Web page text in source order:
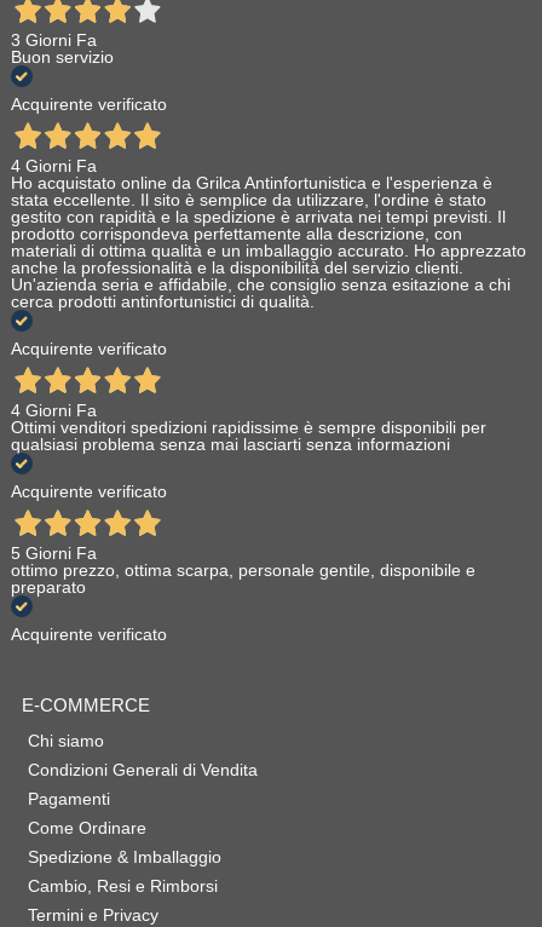
3 Giorni Fa
Buon servizio
Acquirente verificato
4 Giorni Fa
Ho acquistato online da Grilca Antinfortunistica e l'esperienza è
stata eccellente. Il sito è semplice da utilizzare, l'ordine è stato
gestito con rapidità e la spedizione è arrivata nei tempi previsti. Il
prodotto corrispondeva perfettamente alla descrizione, con
materiali di ottima qualità e un imballaggio accurato. Ho apprezzato
anche la professionalità e la disponibilità del servizio clienti.
Un'azienda seria e affidabile, che consiglio senza esitazione a chi
cerca prodotti antinfortunistici di qualità.
Acquirente verificato
4 Giorni Fa
Ottimi venditori spedizioni rapidissime è sempre disponibili per
qualsiasi problema senza mai lasciarti senza informazioni
Acquirente verificato
5 Giorni Fa
ottimo prezzo, ottima scarpa, personale gentile, disponibile e
preparato
Acquirente verificato
E-COMMERCE
Chi siamo
Condizioni Generali di Vendita
Pagamenti
Come Ordinare
Spedizione & Imballaggio
Cambio, Resi e Rimborsi
Termini e Privacy